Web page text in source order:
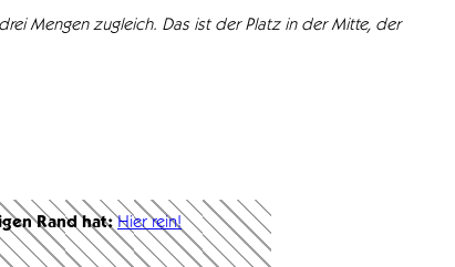
Mengen zugleich. Das ist der Platz in der Mitte, der
Rand hat:Hier rein!